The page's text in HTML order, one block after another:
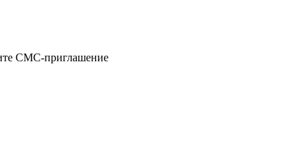
СМС-приглашение